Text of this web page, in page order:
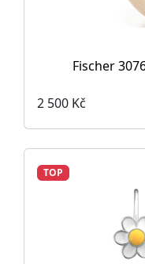
Fischer
2 500 Kč
TOP